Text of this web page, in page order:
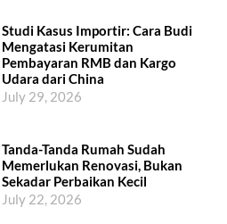
Studi Kasus Importir: Cara Budi
Mengatasi Kerumitan
Pembayaran RMB dan Kargo
Udara dari China
July 29, 2026
Tanda-Tanda Rumah Sudah
Memerlukan Renovasi, Bukan
Sekadar Perbaikan Kecil
July 22, 2026